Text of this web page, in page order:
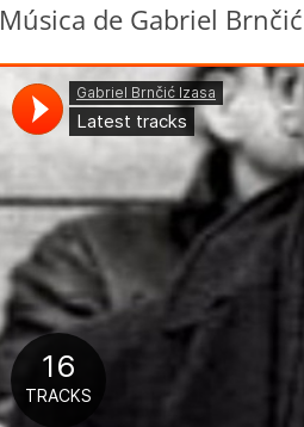
Música de Gabriel Brnčić